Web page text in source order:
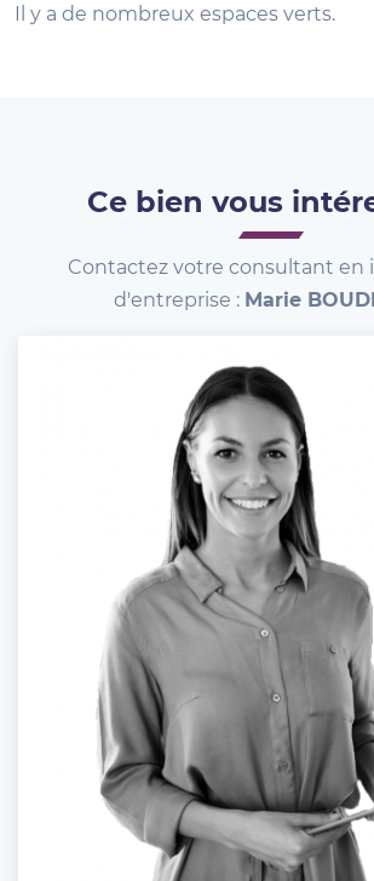
Il y a de nombreux espaces verts.
Ce bien vous
Contactez votre consultant en
d'entreprise : Marie